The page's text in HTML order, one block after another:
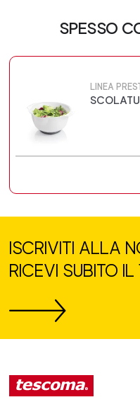
SPESSO
LINEA
ISCRIVITI ALLA
RICEVI SUBITO